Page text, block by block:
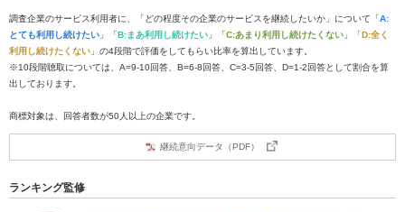
調査企業のサービス利用者に、「どの程度その企業のサービスを継続したいか」について「A:
とても利用し続けたい 」「B:まあ利用し続けたい 」「C:あまり利用し続けたくない 」「D:全く
利用し続けたくない 」の4段階で評価をしてもらい比率を算出しています。
※10段階聴取については、A=9-10回答、B=6-8回答、C=3-5回答、D=1-2回答として割合を算
出しております。
商標対象は、回答者数が50人以上の企業です。
継続意向データ（PDF）
ランキング監修